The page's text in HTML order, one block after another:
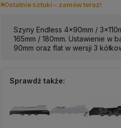
Ostatnie sztuki – zamów teraz!
Szyny Endless 4x90mm /
165mm / 180mm. Ustawienie w
90mm oraz flat w wersji 3
Sprawdź także: